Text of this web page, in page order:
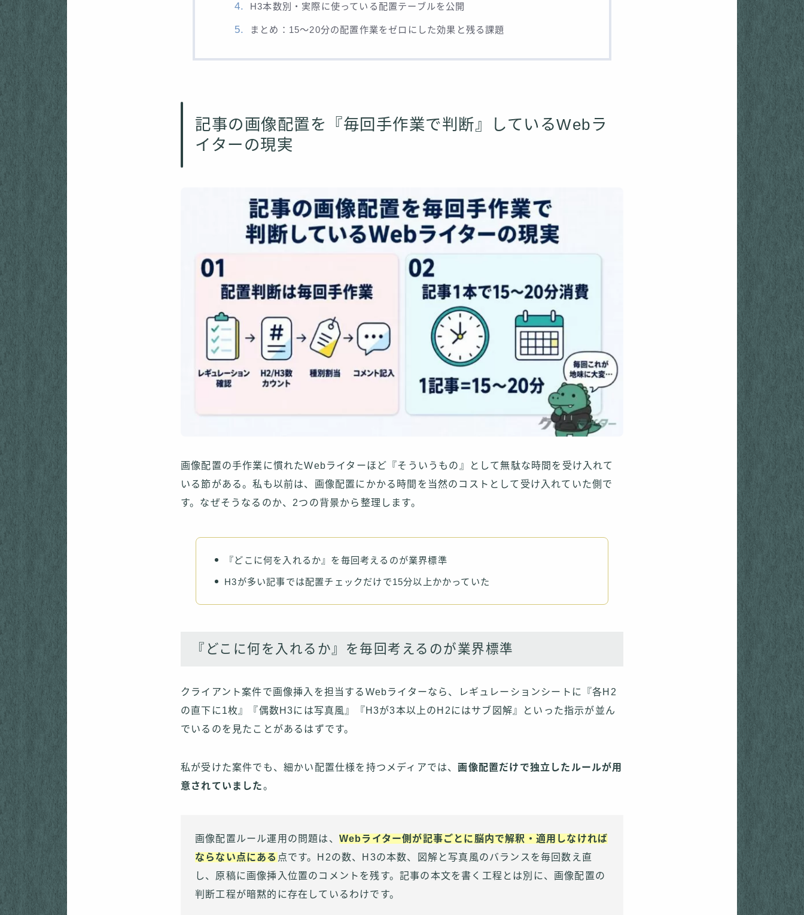
H3本数別・実際に使っている配置テーブルを公開
まとめ：15〜20分の配置作業をゼロにした効果と残る課題
記事の画像配置を『毎回手作業で判断』しているWebラ
イターの現実
画像配置の手作業に慣れたWebライターほど『そういうもの』として無駄な時間を受け入れて
いる節がある。私も以前は、画像配置にかかる時間を当然のコストとして受け入れていた側で
す。なぜそうなるのか、2つの背景から整理します。
『どこに何を入れるか』を毎回考えるのが業界標準
H3が多い記事では配置チェックだけで15分以上かかっていた
『どこに何を入れるか』を毎回考えるのが業界標準
クライアント案件で画像挿入を担当するWebライターなら、レギュレーションシートに『各H2
の直下に1枚』『偶数H3には写真風』『H3が3本以上のH2にはサブ図解』といった指示が並ん
でいるのを見たことがあるはずです。
私が受けた案件でも、細かい配置仕様を持つメディアでは、画像配置だけで独立したルールが用
意されていました。
画像配置ルール運用の問題は、 Webライター側が記事ごとに脳内で解釈・適用しなければ
ならない点にある 点です。H2の数、H3の本数、図解と写真風のバランスを毎回数え直
し、原稿に画像挿入位置のコメントを残す。記事の本文を書く工程とは別に、画像配置の
判断工程が暗黙的に存在しているわけです。